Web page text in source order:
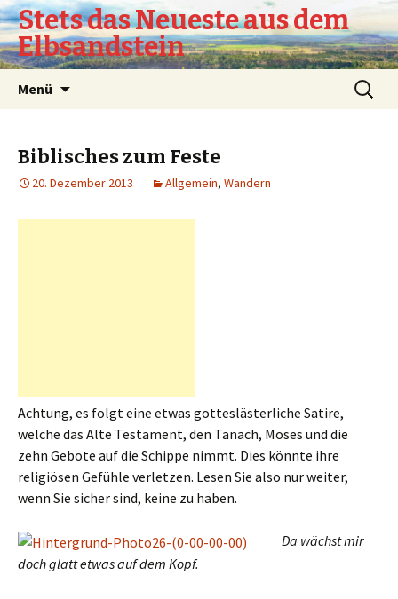
Stets das Neueste aus dem
Elbsandstein
Menü
Suchen
nach:
Biblisches zum Feste
20. Dezember 2013 Allgemein, Wandern
Achtung, es folgt eine etwas gotteslästerliche Satire,
welche das Alte Testament, den Tanach, Moses und die
zehn Gebote auf die Schippe nimmt. Dies könnte ihre
religiösen Gefühle verletzen. Lesen Sie also nur weiter,
wenn Sie sicher sind, keine zu haben.
Da wächst mir
doch glatt etwas auf dem Kopf.